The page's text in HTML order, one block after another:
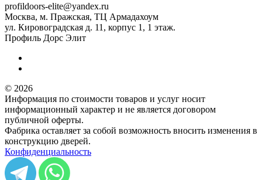
profildoors-elite@yandex.ru
Москва, м. Пражская, ТЦ Армадахоум
ул. Кировоградская д. 11, корпус 1, 1 этаж.
Профиль Дорс Элит
© 2026
Информация по стоимости товаров и услуг носит
информационный характер и не является договором
публичной оферты.
Фабрика оставляет за собой возможность вносить изменения в
конструкцию дверей.
Конфиденциальность